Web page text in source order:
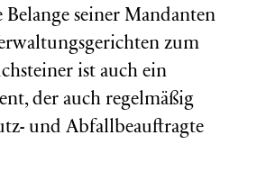
seiner Mandanten
zum
ist auch ein
der auch regelmäßig
und Abfallbeauftragte